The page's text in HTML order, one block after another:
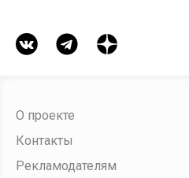
О проекте
Контакты
Рекламодателям